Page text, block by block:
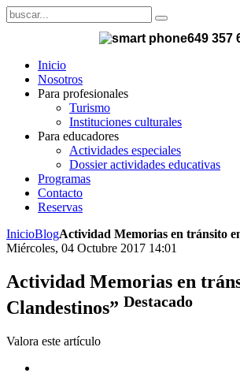
649 357
Inicio
Nosotros
Para profesionales
Turismo
Instituciones culturales
Para educadores
Actividades especiales
Dossier actividades educativas
Programas
Contacto
Reservas
InicioBlogActividad Memorias en tránsito
Miércoles, 04 Octubre 2017 14:01
Actividad Memorias en
Clandestinos” Destacado
Valora este artículo